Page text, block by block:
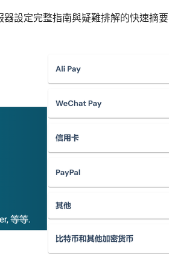
設定完整指南與疑難排解的快速摘要